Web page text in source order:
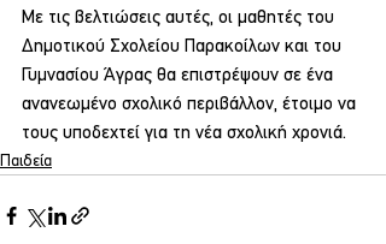
Με τις βελτιώσεις αυτές, οι μαθητές του
Δημοτικού Σχολείου Παρακοίλων και του
Γυμνασίου Άγρας θα επιστρέψουν σε ένα
ανανεωμένο σχολικό περιβάλλον, έτοιμο να
τους υποδεχτεί για τη νέα σχολική χρονιά.
Παιδεία